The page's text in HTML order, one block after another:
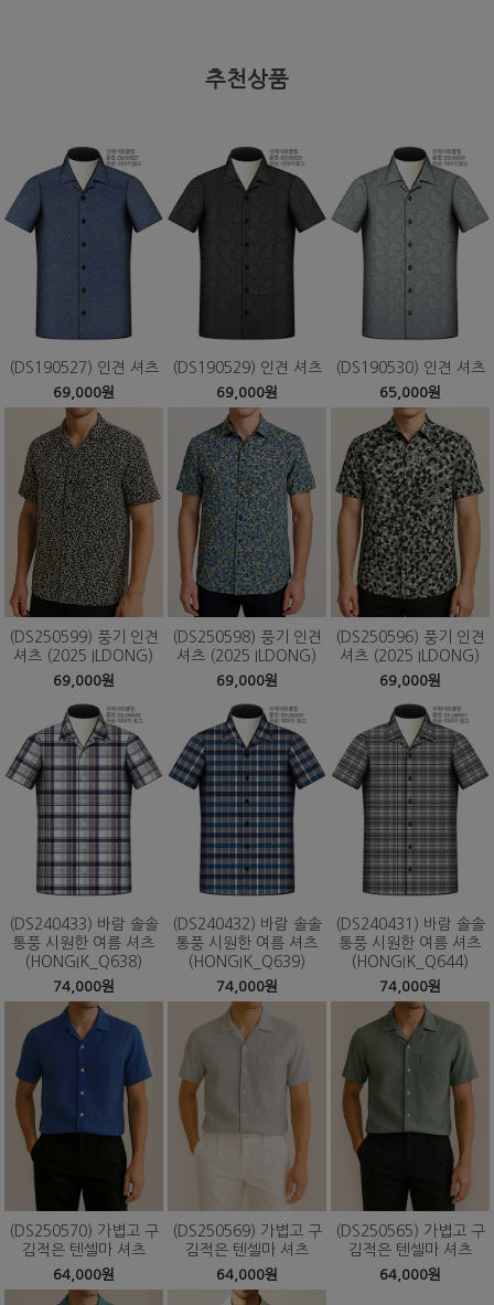
추천상품
(DS190527) 인견 셔츠
69,000원
(DS190529) 인견 셔츠
69,000원
(DS190530) 인견 셔츠
65,000원
(DS250599) 풍기 인견
셔츠 (2025 ILDONG)
69,000원
(DS250598) 풍기 인견
셔츠 (2025 ILDONG)
69,000원
(DS250596) 풍기 인견
셔츠 (2025 ILDONG)
69,000원
(DS240433) 바람 솔솔
통풍 시원한 여름 셔츠
(HONGIK_Q638)
74,000원
(DS240432) 바람 솔솔
통풍 시원한 여름 셔츠
(HONGIK_Q639)
74,000원
(DS240431) 바람 솔솔
통풍 시원한 여름 셔츠
(HONGIK_Q644)
74,000원
(DS250570) 가볍고 구
김적은 텐셀마 셔츠
64,000원
(DS250569) 가볍고 구
김적은 텐셀마 셔츠
64,000원
(DS250565) 가볍고 구
김적은 텐셀마 셔츠
64,000원